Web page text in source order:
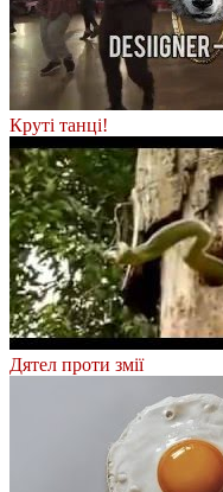
Круті танці!
Дятел проти змії